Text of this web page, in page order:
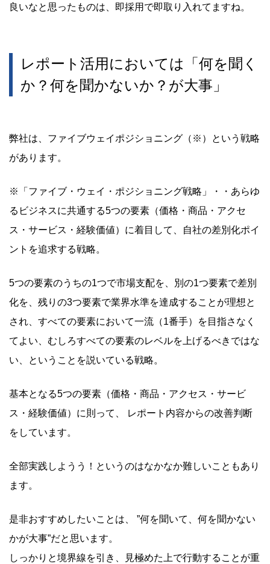
良いなと思ったものは、即採用で即取り入れてますね。
レポート活用においては「何を聞く
か？何を聞かないか？が大事」
弊社は、ファイブウェイポジショニング（※）という戦略
があります。
※「ファイブ・ウェイ・ポジショニング戦略」・・あらゆ
るビジネスに共通する5つの要素（価格・商品・アクセ
ス・サービス・経験価値）に着目して、自社の差別化ポイ
ントを追求する戦略。
5つの要素のうちの1つで市場支配を、別の1つ要素で差別
化を、残りの3つ要素で業界水準を達成することが理想と
され、すべての要素において一流（1番手）を目指さなく
てよい、むしろすべての要素のレベルを上げるべきではな
い、ということを説いている戦略。
基本となる5つの要素（価格・商品・アクセス・サービ
ス・経験価値）に則って、 レポート内容からの改善判断
をしています。
全部実践しようう！というのはなかなか難しいこともあり
ます。
是非おすすめしたいことは、 ”何を聞いて、何を聞かない
かが大事”だと思います。
しっかりと境界線を引き、見極めた上で行動することが重